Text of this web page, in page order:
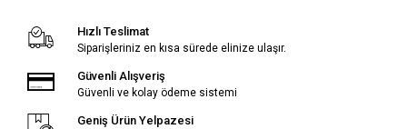
Hızlı Teslimat
Siparişleriniz en kısa sürede elinize ulaşır.
Güvenli Alışveriş
Güvenli ve kolay ödeme sistemi
Geniş Ürün Yelpazesi